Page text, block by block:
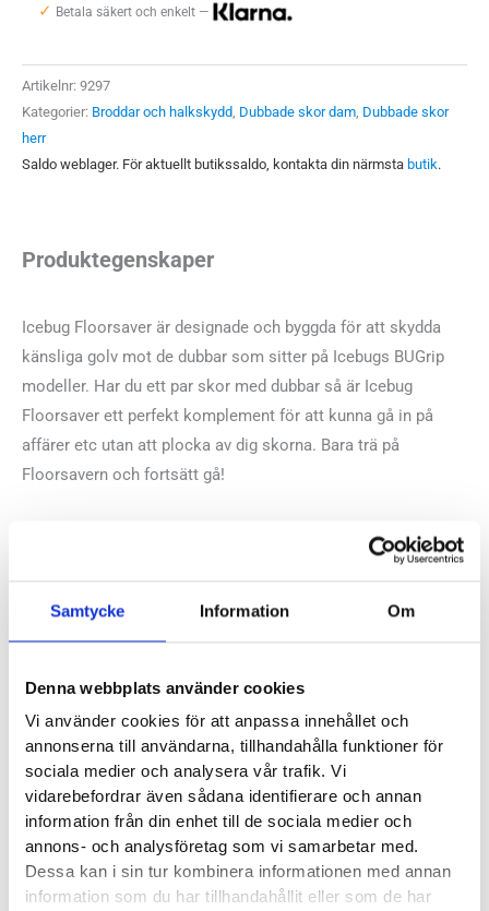
Samtycke Information Om
Denna webbplats använder cookies
Vi använder cookies för att anpassa innehållet och
annonserna till användarna, tillhandahålla funktioner för
sociala medier och analysera vår trafik. Vi
vidarebefordrar även sådana identifierare och annan
information från din enhet till de sociala medier och
annons- och analysföretag som vi samarbetar med.
Dessa kan i sin tur kombinera informationen med annan
information som du har tillhandahållit eller som de har
✓ Betala säkert och enkelt —
Artikelnr: 9297
Kategorier: Broddar och halkskydd, Dubbade skor dam, Dubbade skor
herr
Saldo weblager. För aktuellt butikssaldo, kontakta din närmsta butik.
Produktegenskaper
Icebug Floorsaver är designade och byggda för att skydda
känsliga golv mot de dubbar som sitter på Icebugs BUGrip
modeller. Har du ett par skor med dubbar så är Icebug
Floorsaver ett perfekt komplement för att kunna gå in på
affärer etc utan att plocka av dig skorna. Bara trä på
Floorsavern och fortsätt gå!
gummiblandning som innehåller 62% naturgummi som är
FSC-certifierat.
Icebugs artikelnummer:I38002A
Recensioner
Andra köpte också...